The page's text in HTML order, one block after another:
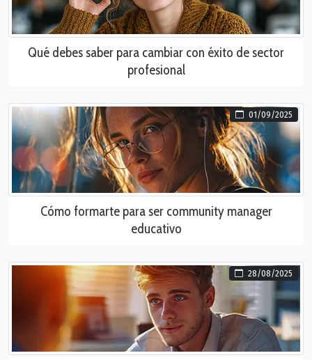
Qué debes saber para cambiar con éxito de sector
profesional
01/09/2025
Cómo formarte para ser community manager
educativo
28/08/2025